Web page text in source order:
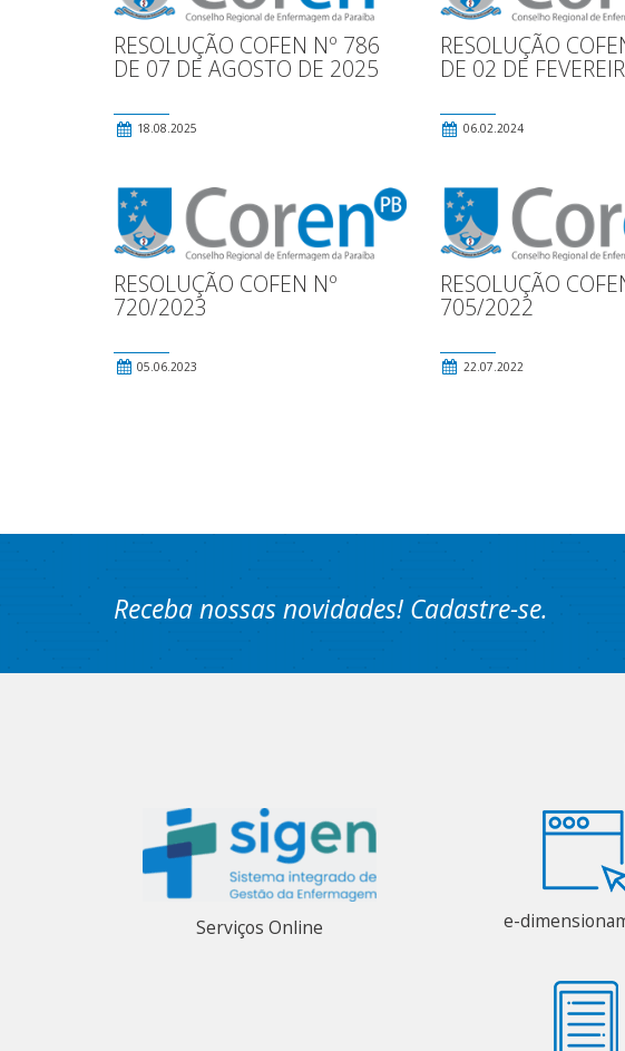
RESOLUÇÃO COFEN Nº 786
DE 07 DE AGOSTO DE 2025
18.08.2025
RESOLUÇÃO
DE 02 DE
06.02.2024
RESOLUÇÃO COFEN Nº
720/2023
05.06.2023
RESOLUÇÃO
705/2022
22.07.2022
Receba nossas novidades! Cadastre-se.
Serviços Online e-